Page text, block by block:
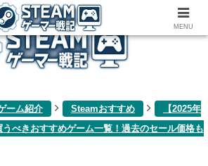
ゲーム関連雑記ブログ
ーム紹介 Steamおすすめ
【2025年
べきおすすめゲーム一覧！過去のセール価格も
MENU